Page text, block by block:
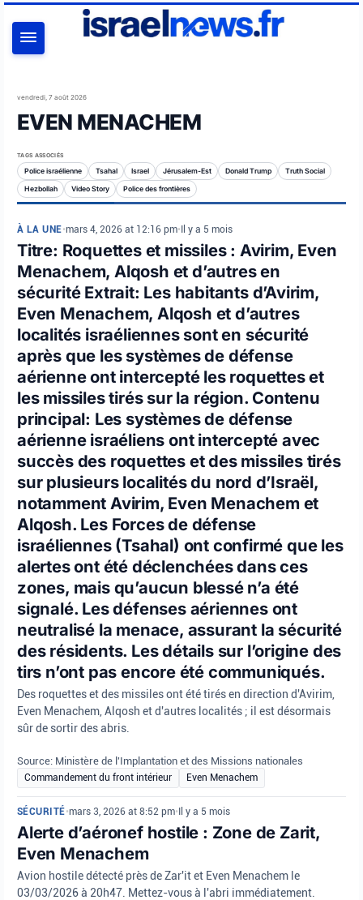
vendredi, 7 août 2026
EVEN MENACHEM
TAGS ASSOCIÉS
Police israélienne Tsahal Israel Jérusalem-Est Donald Trump Truth Social
Hezbollah Video Story Police des frontières
À LA UNE•mars 4, 2026 at 12:16 pm• Il y a 5 mois
Titre: Roquettes et missiles : Avirim, Even
Menachem, Alqosh et d’autres en
sécurité Extrait: Les habitants d’Avirim,
Even Menachem, Alqosh et d’autres
localités israéliennes sont en sécurité
après que les systèmes de défense
aérienne ont intercepté les roquettes et
les missiles tirés sur la région. Contenu
principal: Les systèmes de défense
aérienne israéliens ont intercepté avec
succès des roquettes et des missiles tirés
sur plusieurs localités du nord d’Israël,
notamment Avirim, Even Menachem et
Alqosh. Les Forces de défense
israéliennes (Tsahal) ont confirmé que les
alertes ont été déclenchées dans ces
zones, mais qu’aucun blessé n’a été
signalé. Les défenses aériennes ont
neutralisé la menace, assurant la sécurité
des résidents. Les détails sur l’origine des
tirs n’ont pas encore été communiqués.
Des roquettes et des missiles ont été tirés en direction d'Avirim,
Even Menachem, Alqosh et d'autres localités ; il est désormais
sûr de sortir des abris.
Source: Ministère de l'Implantation et des Missions nationales
Commandement du front intérieur Even Menachem
SÉCURITÉ•mars 3, 2026 at 8:52 pm• Il y a 5 mois
Alerte d’aéronef hostile : Zone de Zarit,
Even Menachem
Avion hostile détecté près de Zar'it et Even Menachem le
03/03/2026 à 20h47. Mettez-vous à l'abri immédiatement.